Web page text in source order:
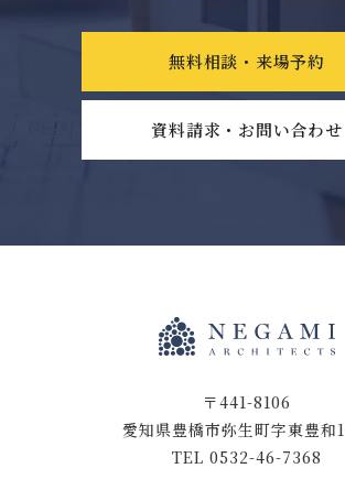
無料相談・来場予約
資料請求・お問い合わせ
〒441-8106
愛知県豊橋市弥生町字東豊和
TEL 0532-46-7368